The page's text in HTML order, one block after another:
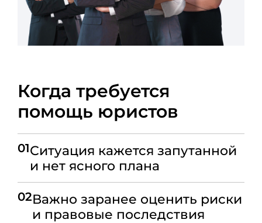
Когда требуется
помощь юристов
01Ситуация кажется запутанной
и нет ясного плана
02Важно заранее оценить риски
и правовые последствия